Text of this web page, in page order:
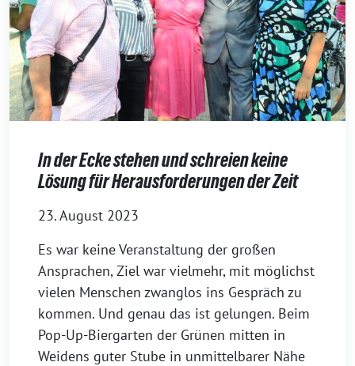
In der Ecke stehen und schreien keine
Lösung für Herausforderungen der Zeit
23. August 2023
Es war keine Veranstaltung der großen
Ansprachen, Ziel war vielmehr, mit möglichst
vielen Menschen zwanglos ins Gespräch zu
kommen. Und genau das ist gelungen. Beim
Pop-Up-Biergarten der Grünen mitten in
Weidens guter Stube in unmittelbarer Nähe